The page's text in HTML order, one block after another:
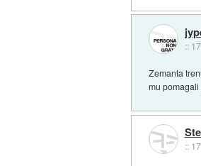
::
Zemanta
mu
::